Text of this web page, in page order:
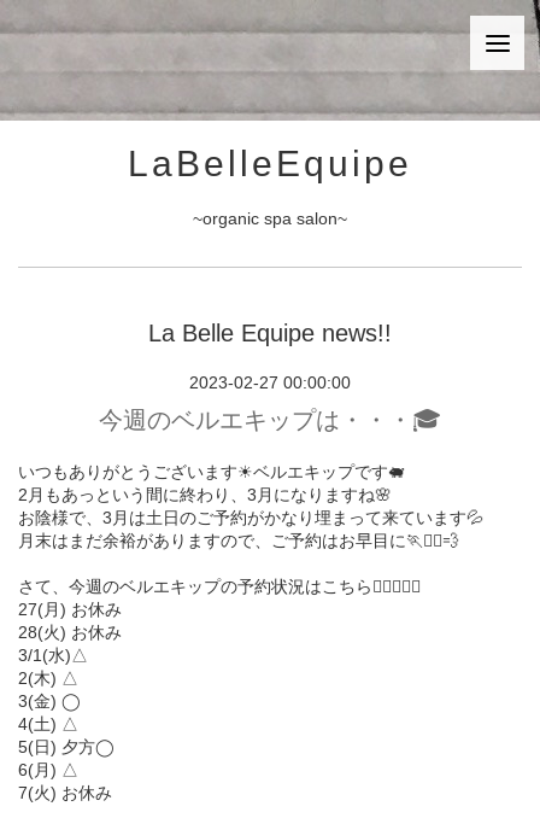
LaBelleEquipe
~organic spa salon~
La Belle Equipe news!!
2023-02-27 00:00:00
今週のベルエキップは・・・🎓
いつもありがとうございます☀︎ベルエキップです🐖
2月もあっという間に終わり、3月になりますね🌸
お陰様で、3月は土日のご予約がかなり埋まって来ています💦
月末はまだ余裕がありますので、ご予約はお早目に🏃🏃‍♀️💨
さて、今週のベルエキップの予約状況はこちら💁🏻‍♀️💁‍♂️
27(月) お休み
28(火) お休み
3/1(水)△
2(木) △
3(金) ◯
4(土) △
5(日) 夕方◯
6(月) △
7(火) お休み